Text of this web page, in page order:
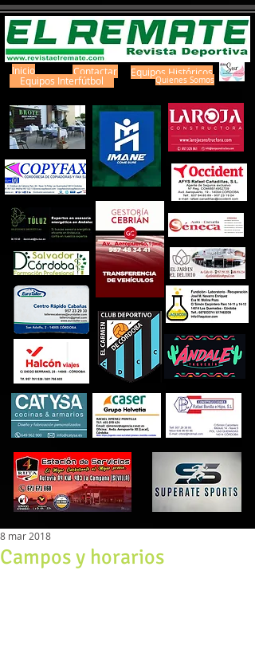
Inicio Contactar
Equipos Interfútbol
Equipos Históricos
Quienes Somos
Campos y horarios
8 mar 2018